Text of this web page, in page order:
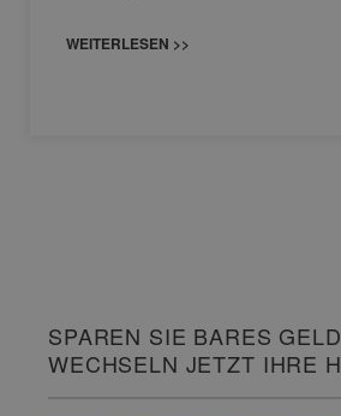
WEITERLESEN >>
SPAREN SIE BARES
WECHSELN JETZT IHRE